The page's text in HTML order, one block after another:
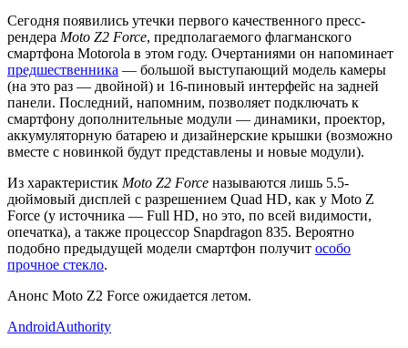
Сегодня появились утечки первого качественного пресс-
рендера Moto Z2 Force, предполагаемого флагманского
смартфона Motorola в этом году. Очертаниями он напоминает
предшественника — большой выступающий модель камеры
(на это раз — двойной) и 16-пиновый интерфейс на задней
панели. Последний, напомним, позволяет подключать к
смартфону дополнительные модули — динамики, проектор,
аккумуляторную батарею и дизайнерские крышки (возможно
вместе с новинкой будут представлены и новые модули).
Из характеристик Moto Z2 Force называются лишь 5.5-
дюймовый дисплей с разрешением Quad HD, как у Moto Z
Force (у источника — Full HD, но это, по всей видимости,
опечатка), а также процессор Snapdragon 835. Вероятно
подобно предыдущей модели смартфон получит особо
прочное стекло.
Анонс Moto Z2 Force ожидается летом.
AndroidAuthority